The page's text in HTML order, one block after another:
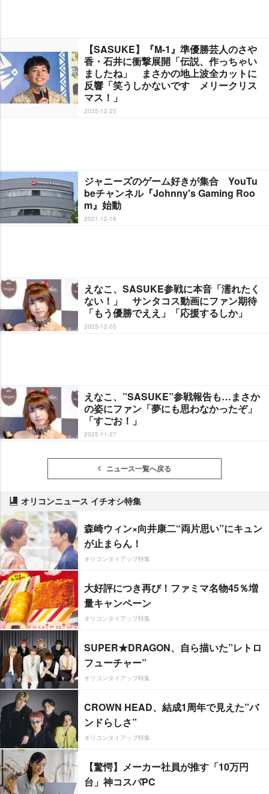
【SASUKE】『M-1』準優勝芸人のさ
香・石井に衝撃展開「伝説、作っちゃい
ましたね」 まさかの地上波全カットに
反響「笑うしかないです メリークリス
マス！」
2025-12-25
ジャニーズのゲーム好きが集合 YouTu
beチャンネル『Johnny's Gaming Roo
m』始動
2021-12-16
えなこ、SASUKE参戦に本音「濡れたく
ない！」 サンタコス動画にファン期待
「もう優勝でええ」「応援するしか」
2025-12-05
えなこ、”SASUKE”参戦報告も…まさか
の姿にファン「夢にも思わなかったぞ」
「すごお！」
2025-11-27
ニュース一覧へ戻る
オリコンニュース イチオシ特集
森崎ウィン×向井康二“両片思い”にキュン
が止まらん！
オリコンタイアップ特集
大好評につき再び！ファミマ名物45％増
量キャンペーン
オリコンタイアップ特集
SUPER★DRAGON、自ら描いた”レトロ
フューチャー”
オリコンタイアップ特集
CROWN HEAD、結成1周年で見えた”バ
ンドらしさ”
オリコンタイアップ特集
【驚愕】メーカー社員が推す「10万円
台」神コスパPC